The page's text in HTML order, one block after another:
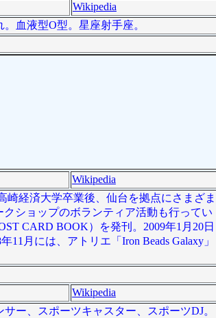
Wikipedia
血液型O型。星座射手座。
Wikipedia
崎経済大学卒業後、仙台を拠点にさまざま
ショップのボランティア活動も行ってい
CARD BOOK）を発刊。2009年1月20日
月には、アトリエ「Iron Beads Galaxy」
Wikipedia
ー、スポーツキャスター、スポーツDJ。